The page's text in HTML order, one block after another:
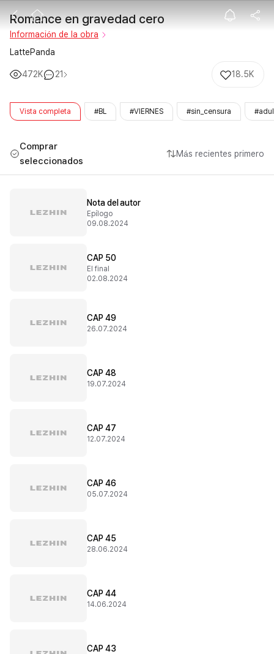
Romance en
Romance en gravedad cero
Información de la obra
LattePanda
472K 21 18.5K
Vista completa #BL #VIERNES #sin_censura
Comprar
seleccionados
Más recientes primero
Nota del autor
Epílogo
09.08.2024
CAP 50
El final
02.08.2024
CAP 49
26.07.2024
CAP 48
19.07.2024
CAP 47
12.07.2024
CAP 46
05.07.2024
CAP 45
28.06.2024
CAP 44
14.06.2024
CAP 43